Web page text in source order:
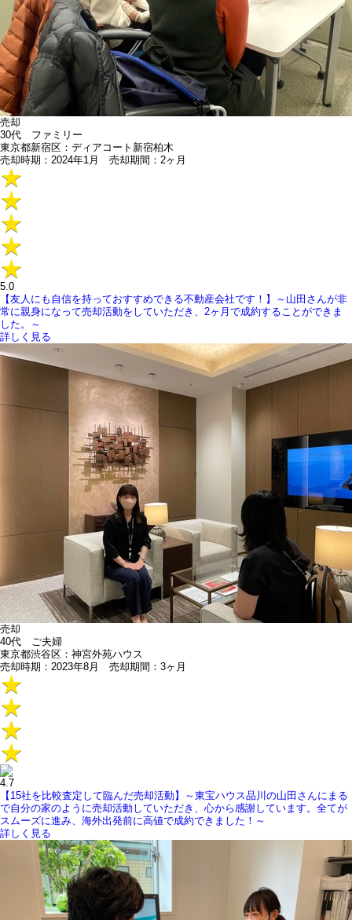
売却
30代 ファミリー
東京都新宿区：ディアコート新宿柏木
売却時期：2024年1月 売却期間：2ヶ月
5.0
【友人にも自信を持っておすすめできる不動産会社です！】～山田さんが非
常に親身になって売却活動をしていただき、2ヶ月で成約することができま
した。～
詳しく見る
売却
40代 ご夫婦
東京都渋谷区：神宮外苑ハウス
売却時期：2023年8月 売却期間：3ヶ月
4.7
【15社を比較査定して臨んだ売却活動】～東宝ハウス品川の山田さんにまる
で自分の家のように売却活動していただき、心から感謝しています。全てが
スムーズに進み、海外出発前に高値で成約できました！～
詳しく見る